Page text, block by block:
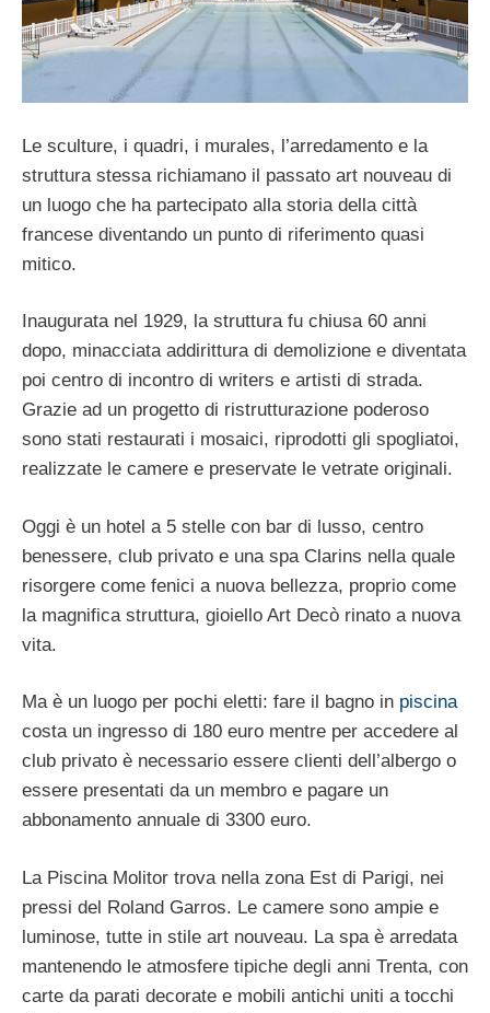
Le sculture, i quadri, i murales, l’arredamento e la
struttura stessa richiamano il passato art nouveau di
un luogo che ha partecipato alla storia della città
francese diventando un punto di riferimento quasi
mitico.
Inaugurata nel 1929, la struttura fu chiusa 60 anni
dopo, minacciata addirittura di demolizione e diventata
poi centro di incontro di writers e artisti di strada.
Grazie ad un progetto di ristrutturazione poderoso
sono stati restaurati i mosaici, riprodotti gli spogliatoi,
realizzate le camere e preservate le vetrate originali.
Oggi è un hotel a 5 stelle con bar di lusso, centro
benessere, club privato e una spa Clarins nella quale
risorgere come fenici a nuova bellezza, proprio come
la magnifica struttura, gioiello Art Decò rinato a nuova
vita.
Ma è un luogo per pochi eletti: fare il bagno in piscina
costa un ingresso di 180 euro mentre per accedere al
club privato è necessario essere clienti dell’albergo o
essere presentati da un membro e pagare un
abbonamento annuale di 3300 euro.
La Piscina Molitor trova nella zona Est di Parigi, nei
pressi del Roland Garros. Le camere sono ampie e
luminose, tutte in stile art nouveau. La spa è arredata
mantenendo le atmosfere tipiche degli anni Trenta, con
carte da parati decorate e mobili antichi uniti a tocchi